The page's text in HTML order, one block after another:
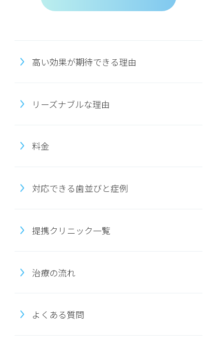
高い効果が期待できる理由
リーズナブルな理由
料金
対応できる歯並びと症例
提携クリニック一覧
治療の流れ
よくある質問